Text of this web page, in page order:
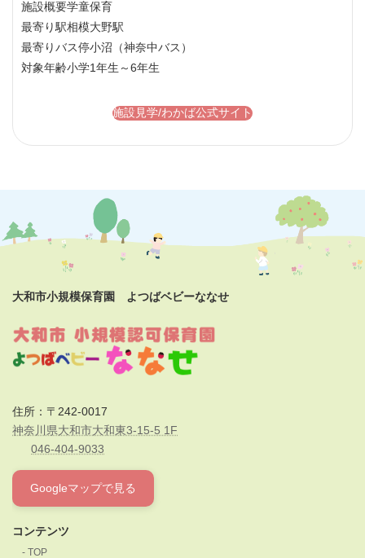
施設概要学童保育
最寄り駅相模大野駅
最寄りバス停小沼（神奈中バス）
対象年齢小学1年生～6年生
施設見学/わかば公式サイト
大和市小規模保育園 よつばベビーななせ
住所：〒242-0017
神奈川県大和市大和東3-15-5 1F
046-404-9033
Googleマップで見る
コンテンツ
TOP